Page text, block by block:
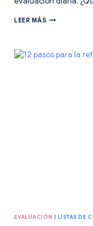
LEER MÁS ESCALAS
USARLAS
EVALUACIÓN LISTAS DE